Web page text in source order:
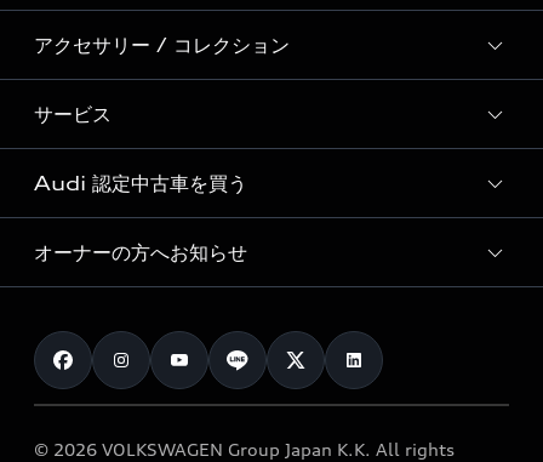
Audi Sport
Formula 1®
デジタルサービス
新車在庫検索
試乗車・展示車検索
見積り依頼
試乗予約
モデル一覧
特別仕様モデル / 限定モデル
e-tronラインアップ
価格シミュレーション
車両比較
カタログ一覧
アクセサリー / コレクション
純正アクセサリー
オンラインショップ
Audi collection
アウディナビアプリ
サービス
サービス入庫予約
サービスプログラム
メンテナンス
車検 / 定期点検
e-tronアフターサポート
Audi 認定中古車を買う
Audi認定中古車
クオリティ
保証
メンテナンス
オーナーの方へお知らせ
お知らせ
オーナー様向けキャンペーン
© 2026 VOLKSWAGEN Group Japan K.K. All rights